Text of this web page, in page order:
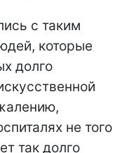
с таким
которые
долго
не того
так долго